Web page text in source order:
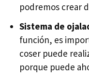
podremos crear
Sistema de
función, es
coser puede
porque puede